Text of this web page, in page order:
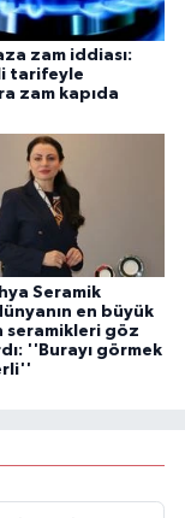
zam iddiası:
tarifeyle
zam kapıda
Seramik
en büyük
seramikleri göz
''Burayı görmek